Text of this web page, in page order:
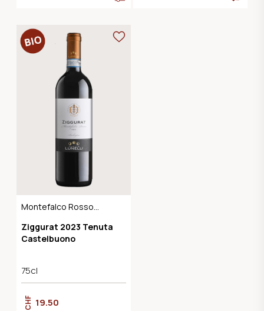
Montefalco Rosso
Ziggurat 2023 Tenuta
Castelbuono
75cl
CHF 19.50